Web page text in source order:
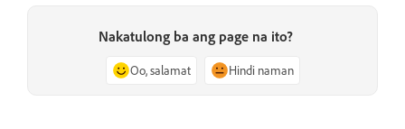
Nakatulong ba ang page na ito?
Oo, salamat Hindi naman